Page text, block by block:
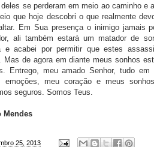
se perderam em meio ao caminho e
que hoje descobri o que realmente
Em Sua presença o inimigo jamais
ali também estará um matador de
e acabei por permitir que estes
Mas de agora em diante meus sonhos
Entrego, meu amado Senhor, tudo
emoções, meu coração e meus
seguros. Somos Teus.
Mendes
25, 2013